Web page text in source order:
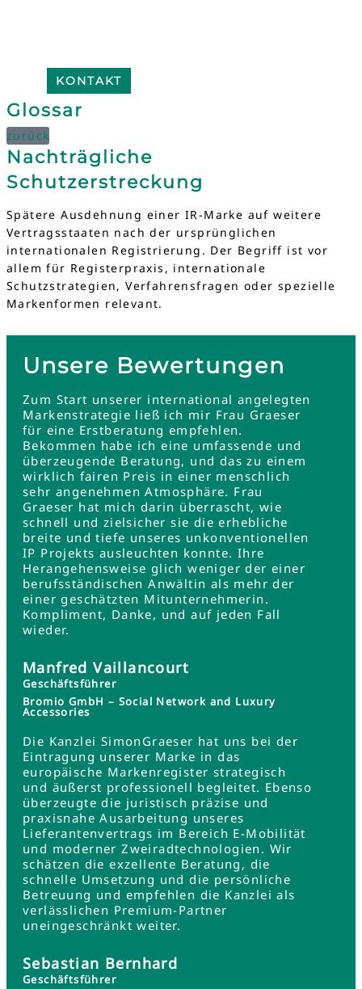
KONTAKT
Glossar
zurück
Nachträgliche
Schutzerstreckung
Spätere Ausdehnung einer IR-Marke auf weitere
Vertragsstaaten nach der ursprünglichen
internationalen Registrierung. Der Begriff ist vor
allem für Registerpraxis, internationale
Schutzstrategien, Verfahrensfragen oder spezielle
Markenformen relevant.
Unsere Bewertungen
Zum Start unserer international angelegten
Markenstrategie ließ ich mir Frau Graeser
für eine Erstberatung empfehlen.
Bekommen habe ich eine umfassende und
überzeugende Beratung, und das zu einem
wirklich fairen Preis in einer menschlich
sehr angenehmen Atmosphäre. Frau
Graeser hat mich darin überrascht, wie
schnell und zielsicher sie die erhebliche
breite und tiefe unseres unkonventionellen
IP Projekts ausleuchten konnte. Ihre
Herangehensweise glich weniger der einer
berufsständischen Anwältin als mehr der
einer geschätzten Mitunternehmerin.
Kompliment, Danke, und auf jeden Fall
wieder.
Manfred Vaillancourt
Geschäftsführer
Bromio GmbH – Social Network and Luxury
Accessories
Die Kanzlei SimonGraeser hat uns bei der
Eintragung unserer Marke in das
europäische Markenregister strategisch
und äußerst professionell begleitet. Ebenso
überzeugte die juristisch präzise und
praxisnahe Ausarbeitung unseres
Lieferantenvertrags im Bereich E-Mobilität
und moderner Zweiradtechnologien. Wir
schätzen die exzellente Beratung, die
schnelle Umsetzung und die persönliche
Betreuung und empfehlen die Kanzlei als
verlässlichen Premium-Partner
uneingeschränkt weiter.
Sebastian Bernhard
Geschäftsführer